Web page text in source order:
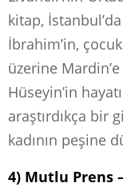
kitap,
İbrahim’in,
üzerine
Hüseyin’in
araştırdıkça bir
kadının peşine
4) Mutlu Prens